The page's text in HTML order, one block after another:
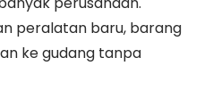
peralatan baru, barang
ke gudang tanpa